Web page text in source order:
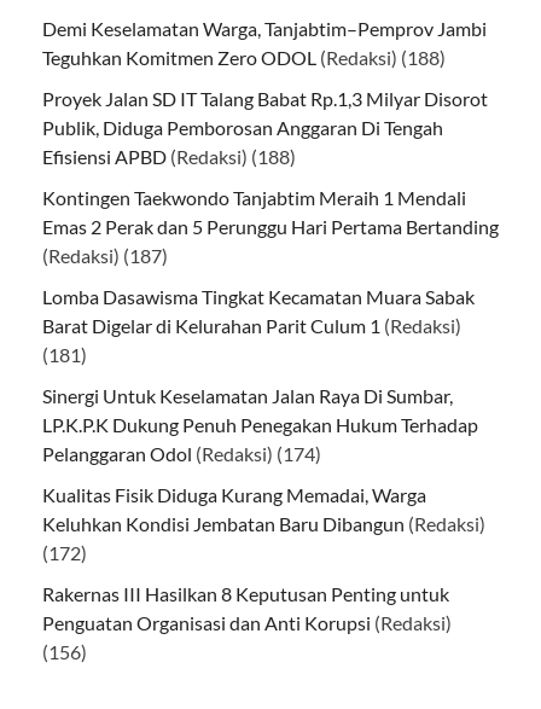
Demi Keselamatan Warga, Tanjabtim–Pemprov Jambi
Teguhkan Komitmen Zero ODOL (Redaksi) (188)
Proyek Jalan SD IT Talang Babat Rp.1,3 Milyar Disorot
Publik, Diduga Pemborosan Anggaran Di Tengah
Efisiensi APBD (Redaksi) (188)
Kontingen Taekwondo Tanjabtim Meraih 1 Mendali
Emas 2 Perak dan 5 Perunggu Hari Pertama Bertanding
(Redaksi) (187)
Lomba Dasawisma Tingkat Kecamatan Muara Sabak
Barat Digelar di Kelurahan Parit Culum 1 (Redaksi)
(181)
Sinergi Untuk Keselamatan Jalan Raya Di Sumbar,
LP.K.P.K Dukung Penuh Penegakan Hukum Terhadap
Pelanggaran Odol (Redaksi) (174)
Kualitas Fisik Diduga Kurang Memadai, Warga
Keluhkan Kondisi Jembatan Baru Dibangun (Redaksi)
(172)
Rakernas III Hasilkan 8 Keputusan Penting untuk
Penguatan Organisasi dan Anti Korupsi (Redaksi)
(156)